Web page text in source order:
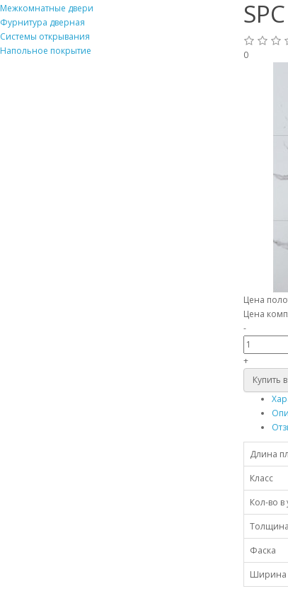
Межкомнатные двери
Фурнитура дверная
Системы открывания
Напольное покрытие
0
Цена
Цена
-
+
Купить
Длина
Класс
Кол-во в
Толщина
Фаска
Ширина